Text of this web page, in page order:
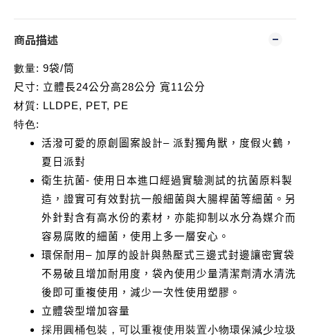
商品描述
數量: 9袋/筒
尺寸: 立體長24公分高28公分 寬11公分
材質: LLDPE, PET, PE
特色:
活潑可愛的原創圖案設計– 派對獨角獸，度假火鶴，
夏日派對
衛生抗菌- 使用日本進口經過實驗測試的抗菌原料製
造，證實可有效對抗一般細菌與大腸桿菌等細菌。另
外針對含有高水份的素材，亦能抑制以水分為媒介而
容易腐敗的細菌，使用上多一層安心。
環保耐用 – 加厚的設計與熱壓式三邊式封邊讓密實袋
不易破且增加耐用度 ，袋內使用少量清潔劑清水清洗
後即可重複使用，減少一次性使用塑膠。
立體袋型增加容量
採用圓桶包裝，可以重複使用裝置小物環保減少垃圾